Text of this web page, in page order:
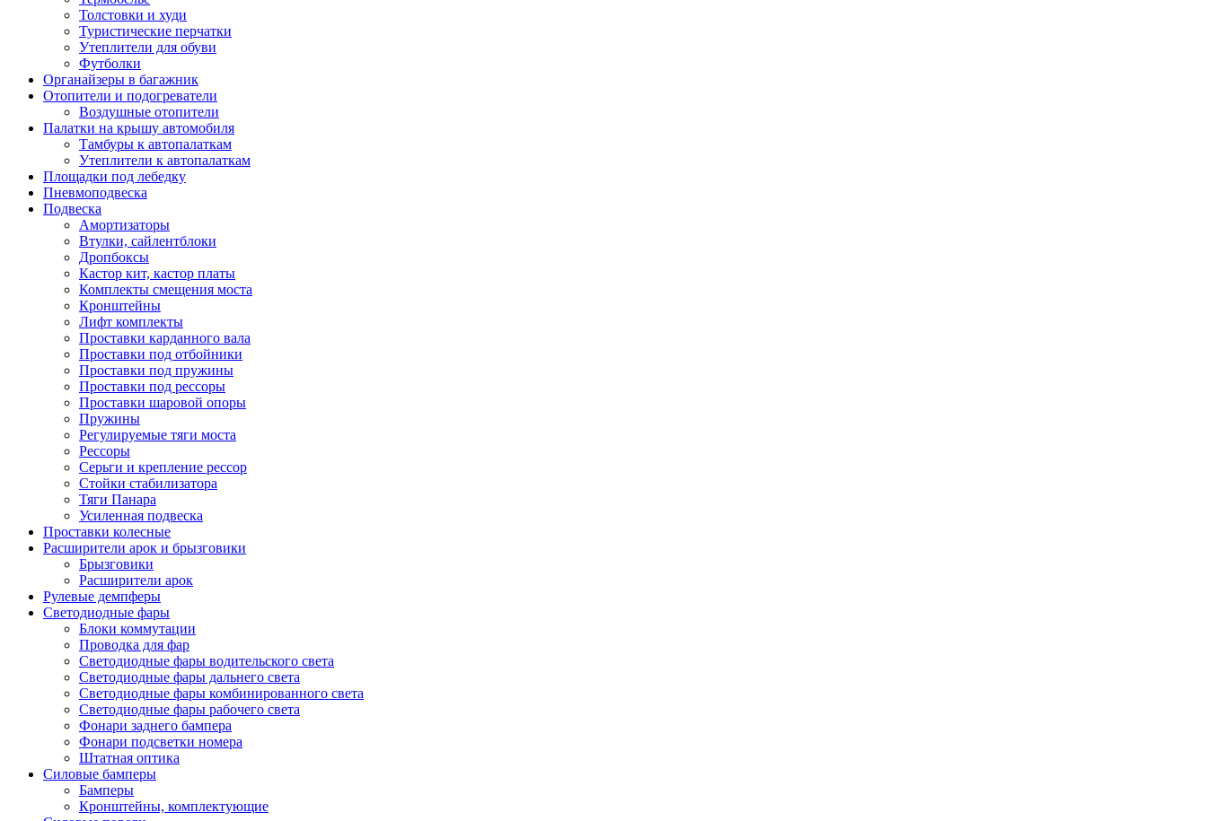
Толстовки и худи
Туристические перчатки
Утеплители для обуви
Футболки
Органайзеры в багажник
Отопители и подогреватели
Воздушные отопители
Палатки на крышу автомобиля
Тамбуры к автопалаткам
Утеплители к автопалаткам
Площадки под лебедку
Пневмоподвеска
Подвеска
Амортизаторы
Втулки, сайлентблоки
Дропбоксы
Кастор кит, кастор платы
Комплекты смещения моста
Кронштейны
Лифт комплекты
Проставки карданного вала
Проставки под отбойники
Проставки под пружины
Проставки под рессоры
Проставки шаровой опоры
Пружины
Регулируемые тяги моста
Рессоры
Серьги и крепление рессор
Стойки стабилизатора
Тяги Панара
Усиленная подвеска
Проставки колесные
Расширители арок и брызговики
Брызговики
Расширители арок
Рулевые демпферы
Светодиодные фары
Блоки коммутации
Проводка для фар
Светодиодные фары водительского света
Светодиодные фары дальнего света
Светодиодные фары комбинированного света
Светодиодные фары рабочего света
Фонари заднего бампера
Фонари подсветки номера
Штатная оптика
Силовые бамперы
Бамперы
Кронштейны, комплектующие